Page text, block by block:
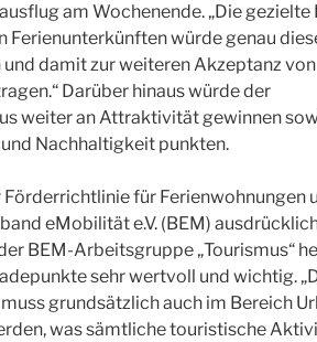
am Wochenende. „Die gezielte
Ferienunterkünften würde genau
damit zur weiteren Akzeptanz von
Darüber hinaus würde der
weiter an Attraktivität gewinnen
Nachhaltigkeit punkten.
Förderrichtlinie für Ferienwohnungen
eMobilität e.V. (BEM)
BEM-Arbeitsgruppe „Tourismus“
sehr wertvoll und wichtig.
grundsätzlich auch im Bereich
was sämtliche touristische